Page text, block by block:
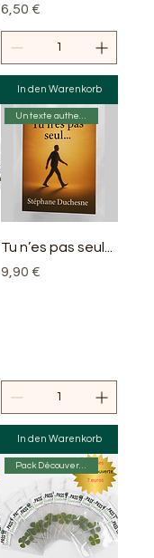
Preis
6,50 €
In den Warenkorb
Un texte authentique
Tu n’es pas seul...
Preis
9,90 €
In den Warenkorb
Pack Découverte